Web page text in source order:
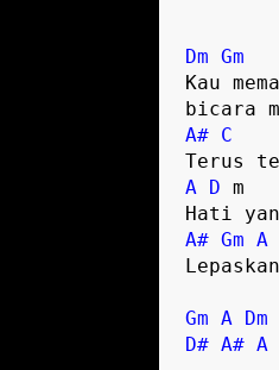
Dm Gm
Kau
A# C
A
D m
A# Gm A
Gm A Dm
D# A# A